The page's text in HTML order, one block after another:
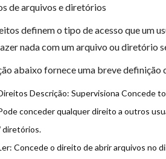
de arquivos e diretórios
definem o tipo de acesso que um
nada com um arquivo ou diretório
abaixo fornece uma breve definição
Descrição: Supervisiona Concede
conceder qualquer direito a outros
diretórios.
Concede o direito de abrir arquivos no